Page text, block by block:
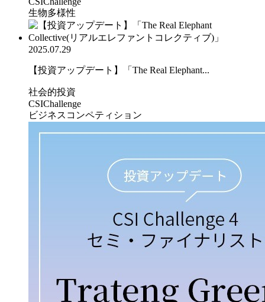
生物多様性
2025.07.29
【投資アップデート】「The Real Elephant...
社会的投資
CSIChallenge
ビジネスコンペティション